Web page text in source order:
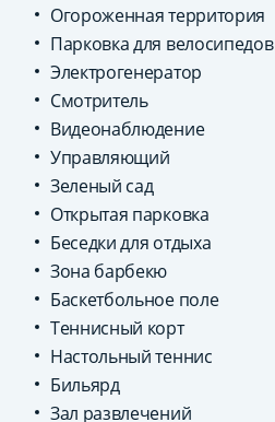
Огороженная территория
Парковка для велосипедов
Электрогенератор
Смотритель
Видеонаблюдение
Управляющий
Зеленый сад
Открытая парковка
Беседки для отдыха
Зона барбекю
Баскетбольное поле
Теннисный корт
Настольный теннис
Бильярд
Зал развлечений